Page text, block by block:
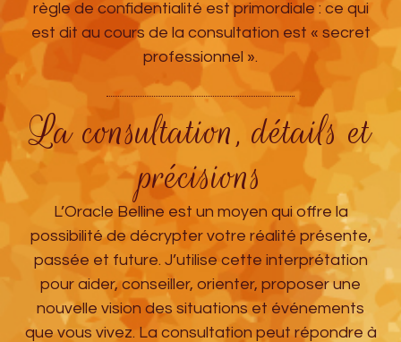
règle de confidentialité est primordiale : ce qui
est dit au cours de la consultation est « secret
professionnel ».
La consultation, détails et
précisions
L’Oracle Belline est un moyen qui offre la
possibilité de décrypter votre réalité présente,
passée et future. J’utilise cette interprétation
pour aider, conseiller, orienter, proposer une
nouvelle vision des situations et événements
que vous vivez. La consultation peut répondre à